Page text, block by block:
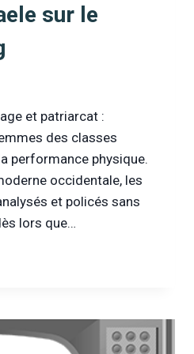
sur le
et patriarcat :
des classes
performance physique.
occidentale, les
et policés sans
lors que…